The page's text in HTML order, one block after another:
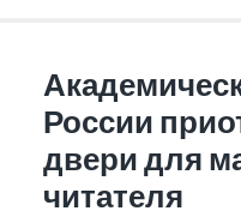
России
двери для
читателя